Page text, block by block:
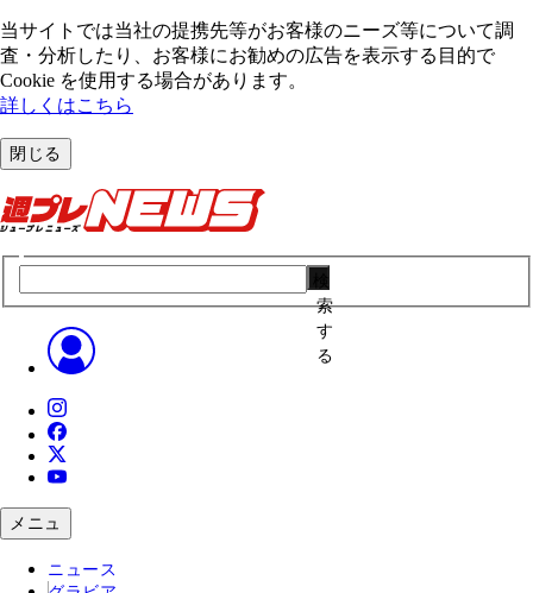
当サイトでは当社の提携先等がお客様のニーズ等について調
査・分析したり、お客様にお勧めの広告を表⽰する⽬的で
Cookie を使⽤する場合があります。
詳しくはこちら
閉じる
索
す
る
メニュ
ニュース